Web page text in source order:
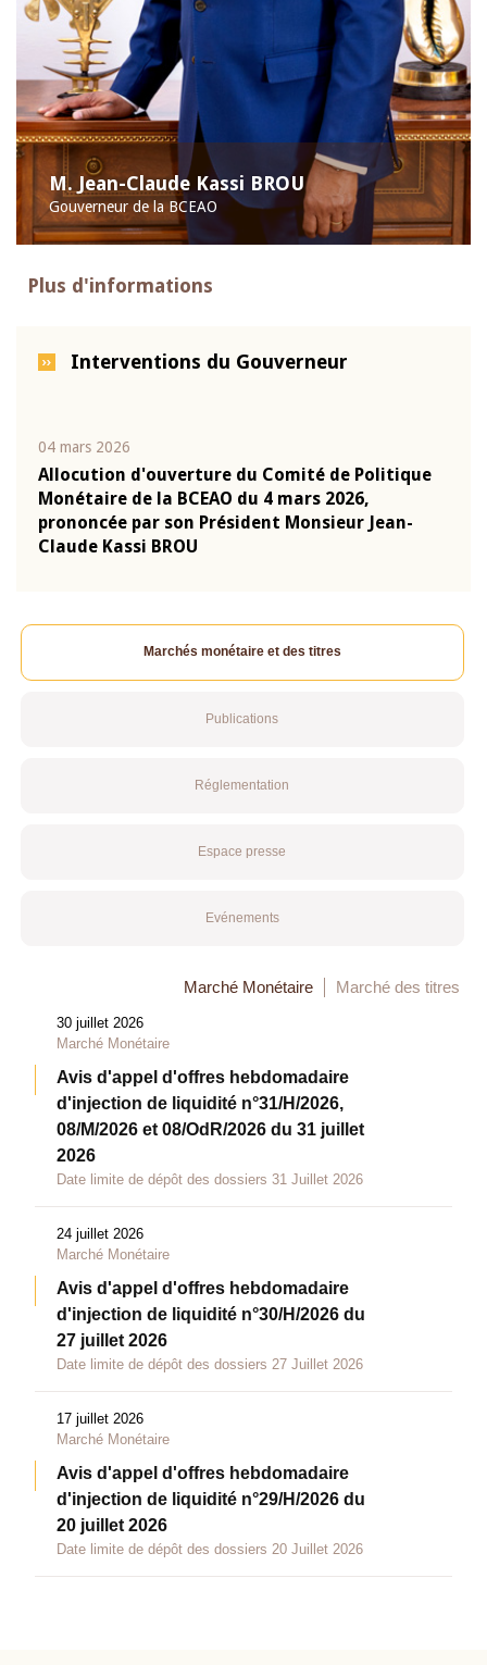
M. Jean-Claude Kassi BROU
Gouverneur de la BCEAO
Plus d'informations
Interventions du Gouverneur
04 mars 2026
Allocution d'ouverture du Comité de Politique
Monétaire de la BCEAO du 4 mars 2026,
prononcée par son Président Monsieur Jean-
Claude Kassi BROU
Marchés monétaire et des titres
Publications
Réglementation
Espace presse
Evénements
Marché Monétaire Marché des titres
30 juillet 2026
Marché Monétaire
Avis d'appel d'offres hebdomadaire
d'injection de liquidité n°31/H/2026,
08/M/2026 et 08/OdR/2026 du 31 juillet
2026
Date limite de dépôt des dossiers 31 Juillet 2026
24 juillet 2026
Marché Monétaire
Avis d'appel d'offres hebdomadaire
d'injection de liquidité n°30/H/2026 du
27 juillet 2026
Date limite de dépôt des dossiers 27 Juillet 2026
17 juillet 2026
Marché Monétaire
Avis d'appel d'offres hebdomadaire
d'injection de liquidité n°29/H/2026 du
20 juillet 2026
Date limite de dépôt des dossiers 20 Juillet 2026